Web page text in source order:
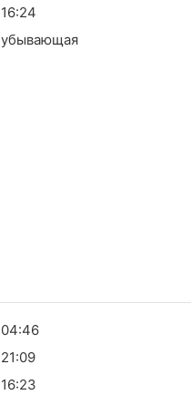
16:24
убывающая
04:46
21:09
16:23